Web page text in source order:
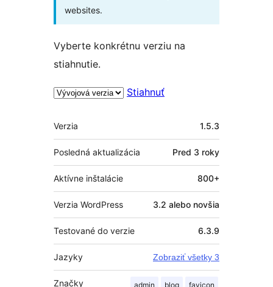
websites.
Vyberte konkrétnu verziu na
stiahnutie.
Stiahnuť
Meta
Verzia 1.5.3
Posledná aktualizácia Pred 3 roky
Aktívne inštalácie 800+
Verzia WordPress 3.2 alebo novšia
Testované do verzie 6.3.9
Jazyky Zobraziť všetky 3
Značky admin blog favicon